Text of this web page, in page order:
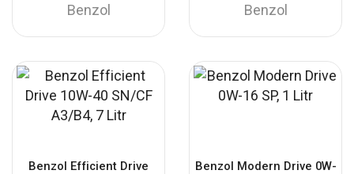
Benzol Benzol
Benzol Efficient Drive
Benzol Modern Drive 0W-